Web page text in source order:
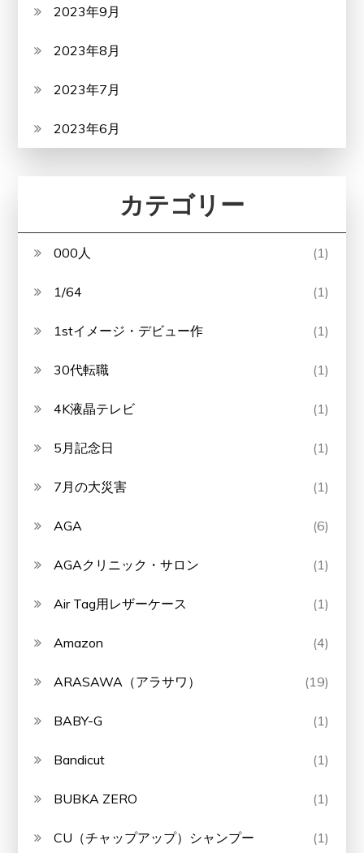
2023年9月
2023年8月
2023年7月
2023年6月
カテゴリー
000人 (1)
1/64 (1)
1stイメージ・デビュー作 (1)
30代転職 (1)
4K液晶テレビ (1)
5月記念日 (1)
7月の大災害 (1)
AGA (6)
AGAクリニック・サロン (1)
Air Tag用レザーケース (1)
Amazon (4)
ARASAWA（アラサワ） (19)
BABY-G (1)
Bandicut (1)
BUBKA ZERO (1)
CU（チャップアップ）シャンプー (1)